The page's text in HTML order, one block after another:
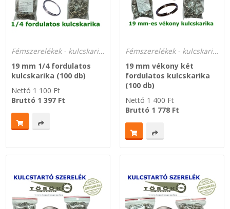
Fémszerelékek - kulcskarikák
19 mm 1/4 fordulatos
kulcskarika (100 db)
Nettó 1 100 Ft
Bruttó 1 397 Ft
Fémszerelékek - kulcskarikák
19 mm vékony két
fordulatos kulcskarika
(100 db)
Nettó 1 400 Ft
Bruttó 1 778Ft